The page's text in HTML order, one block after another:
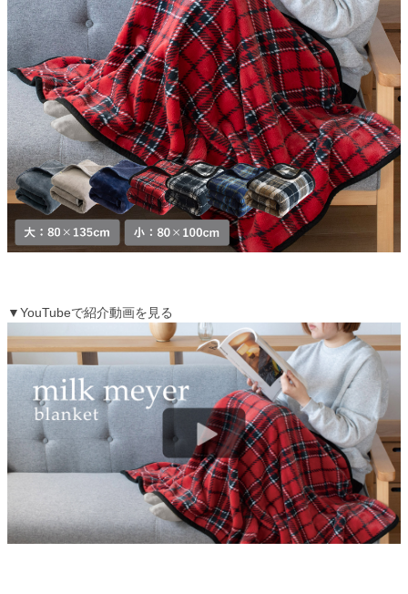
▼YouTubeで紹介動画を見る